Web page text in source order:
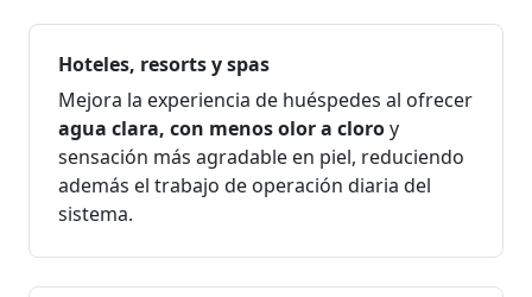
Hoteles, resorts y spas
Mejora la experiencia de huéspedes al ofrecer
agua clara, con menos olor a cloroy
sensación más agradable en piel, reduciendo
además el trabajo de operación diaria del
sistema.